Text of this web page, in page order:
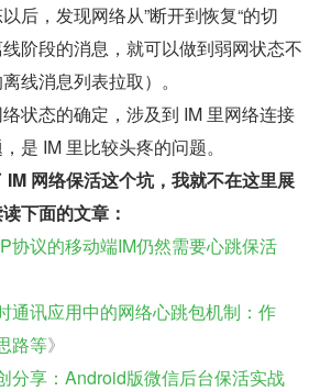
后，发现网络从”断开到恢复“的切
阶段的消息，就可以做到弱网状态不
线消息列表拉取）。
状态的确定，涉及到 IM 里网络连接
是 IM 里比较头疼的问题。
网络保活这个坑，我就不在这里展
下面的文章：
协议的移动端IM仍然需要心跳保活
通讯应用中的网络心跳包机制：作
路等》
分享：Android版微信后台保活实战